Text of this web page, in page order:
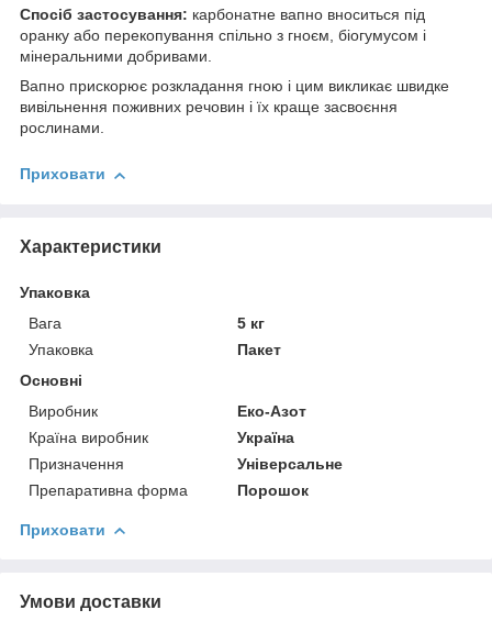
Спосіб застосування: карбонатне вапно вноситься під
оранку або перекопування спільно з гноєм, біогумусом і
мінеральними добривами.
Вапно прискорює розкладання гною і цим викликає швидке
вивільнення поживних речовин і їх краще засвоєння
рослинами.
Приховати
Характеристики
Упаковка
Вага
5 кг
Упаковка
Пакет
Основні
Виробник
Еко-Азот
Країна виробник
Україна
Призначення
Універсальне
Препаративна форма
Порошок
Приховати
Умови доставки